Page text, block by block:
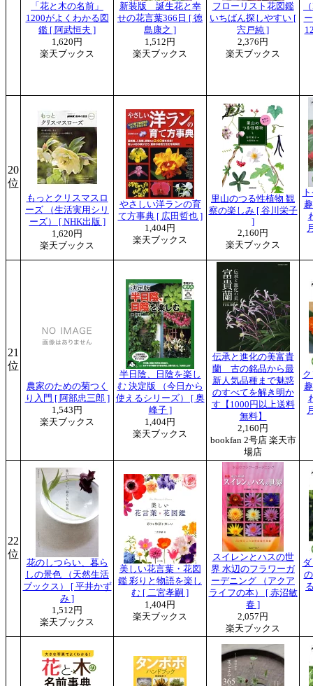
「花と木の名前」
1200がよくわかる図
鑑 [ 阿武恒夫 ]
1,620円
楽天ブックス
新装版 誕生花と幸
せの花言葉366日 [ 徳
島康之 ]
1,512円
楽天ブックス
フローリスト花図鑑
いちばん探しやすい [
宍戸純 ]
2,376円
楽天ブックス
20
位
もっとクリスマスロ
ーズ （生活実用シリ
ーズ） [ NHK出版 ]
1,620円
楽天ブックス
やさしい洋ランの育
て方事典 [ 広田哲也 ]
1,404円
楽天ブックス
里山のつる性植物 観
察の楽しみ [ 谷川栄子
]
2,160円
楽天ブックス
21
位
農家のための菊つく
り入門 [ 阿部忠三郎 ]
1,543円
楽天ブックス
半日陰、日陰を楽し
む 決定版 （今日から
使えるシリーズ） [ 奥
峰子 ]
1,404円
楽天ブックス
伝承と進化の美富貴
蘭 古の銘品から最
新人気品種まで魅惑
のすべてを解き明か
す【1000円以上送料
無料】
2,160円
bookfan 2号店 楽天市
場店
22
位
花のしつらい、暮ら
しの景色 （天然生活
ブックス） [ 平井かず
み ]
1,512円
楽天ブックス
美しい花言葉・花図
鑑 彩りと物語を楽し
む [ 二宮孝嗣 ]
1,404円
楽天ブックス
スイレンとハスの世
界 水辺のフラワーガ
ーデニング （アクア
ライフの本） [ 赤沼敏
春 ]
2,057円
楽天ブックス